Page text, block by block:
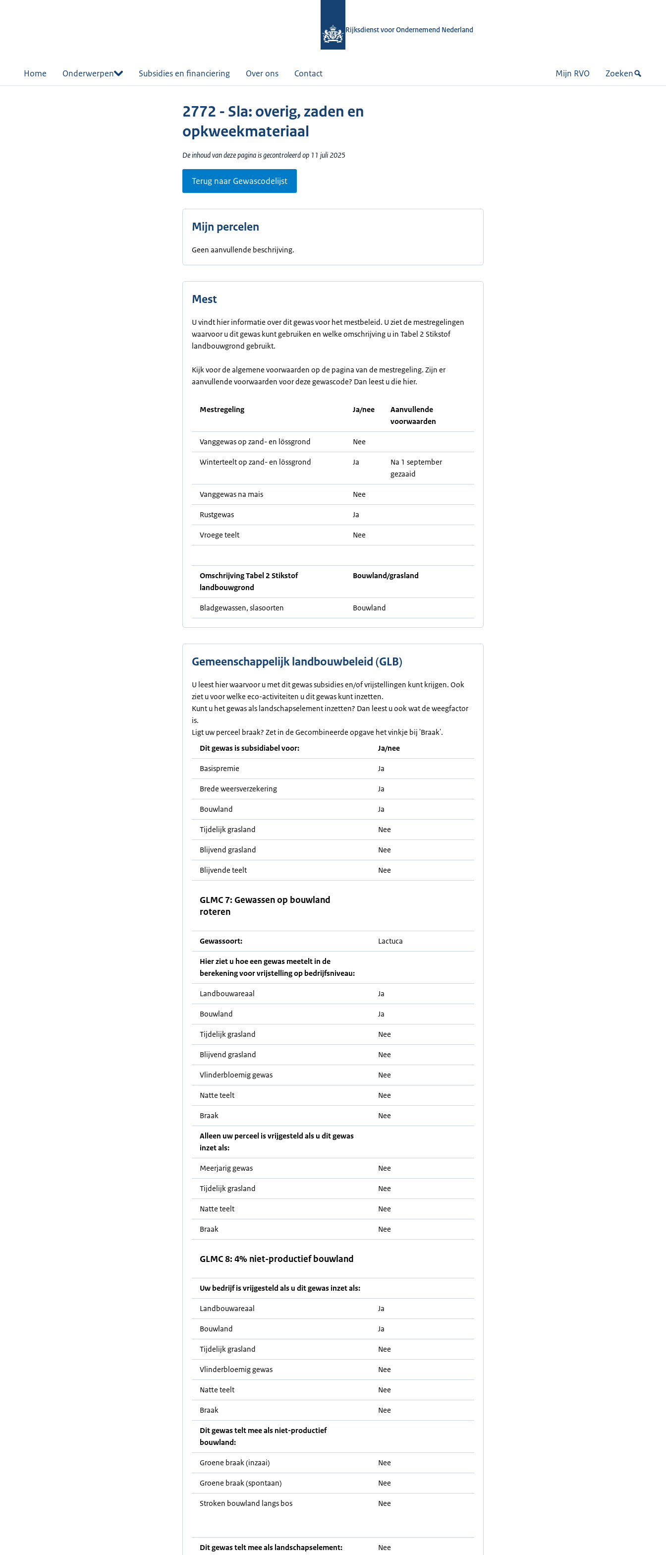
Rijksdienst voor Ondernemend Nederland
Home Onderwerpen Subsidies en financiering Over ons Contact Mijn RVO Zoeken
2772 - Sla: overig, zaden en
opkweekmateriaal
De inhoud van deze pagina is gecontroleerd op 11 juli 2025
Terug naar Gewascodelijst
Mijn percelen
Geen aanvullende beschrijving.
Mest
U vindt hier informatie over dit gewas voor het mestbeleid. U ziet de mestregelingen
waarvoor u dit gewas kunt gebruiken en welke omschrijving u in Tabel 2 Stikstof
landbouwgrond gebruikt.
Kijk voor de algemene voorwaarden op de pagina van de mestregeling. Zijn er
aanvullende voorwaarden voor deze gewascode? Dan leest u die hier.
Mestregeling Ja/nee
Aanvullende
voorwaarden
Vanggewas op zand- en lössgrond Nee
Winterteelt op zand- en lössgrond Ja
Na 1 september
gezaaid
Vanggewas na mais Nee
Rustgewas Ja
Vroege teelt Nee
Omschrijving Tabel 2 Stikstof
landbouwgrond
Bouwland/grasland
Bladgewassen, slasoorten Bouwland
Gemeenschappelijk landbouwbeleid (GLB)
U leest hier waarvoor u met dit gewas subsidies en/of vrijstellingen kunt krijgen. Ook
ziet u voor welke eco-activiteiten u dit gewas kunt inzetten.
Kunt u het gewas als landschapselement inzetten? Dan leest u ook wat de weegfactor
is.
Ligt uw perceel braak? Zet in de Gecombineerde opgave het vinkje bij 'Braak'.
Dit gewas is subsidiabel voor:
Ja/nee
Basispremie Ja
Brede weersverzekering Ja
Bouwland Ja
Tijdelijk grasland Nee
Blijvend grasland Nee
Blijvende teelt Nee
GLMC 7: Gewassen op bouwland
roteren
Gewassoort: Lactuca
Hier ziet u hoe een gewas meetelt in de
berekening voor vrijstelling op bedrijfsniveau:
Landbouwareaal Ja
Bouwland Ja
Tijdelijk grasland Nee
Blijvend grasland Nee
Vlinderbloemig gewas Nee
Natte teelt Nee
Braak Nee
Alleen uw perceel is vrijgesteld als u dit gewas
inzet als:
Meerjarig gewas Nee
Tijdelijk grasland Nee
Natte teelt Nee
Braak Nee
GLMC 8: 4% niet-productief bouwland
Uw bedrijf is vrijgesteld als u dit gewas inzet als:
Landbouwareaal Ja
Bouwland Ja
Tijdelijk grasland Nee
Vlinderbloemig gewas Nee
Natte teelt Nee
Braak Nee
Dit gewas telt mee als niet-productief
bouwland:
Groene braak (inzaai) Nee
Groene braak (spontaan) Nee
Stroken bouwland langs bos Nee
Dit gewas telt mee als landschapselement: Nee